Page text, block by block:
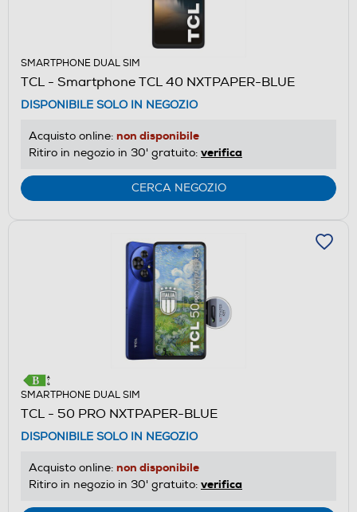
SMARTPHONE DUAL SIM
TCL - Smartphone TCL 40 NXTPAPER-BLUE
DISPONIBILE SOLO IN NEGOZIO
Acquisto online: non disponibile
Ritiro in negozio in 30' gratuito: verifica
CERCA NEGOZIO
SMARTPHONE DUAL SIM
TCL - 50 PRO NXTPAPER-BLUE
DISPONIBILE SOLO IN NEGOZIO
Acquisto online: non disponibile
Ritiro in negozio in 30' gratuito: verifica